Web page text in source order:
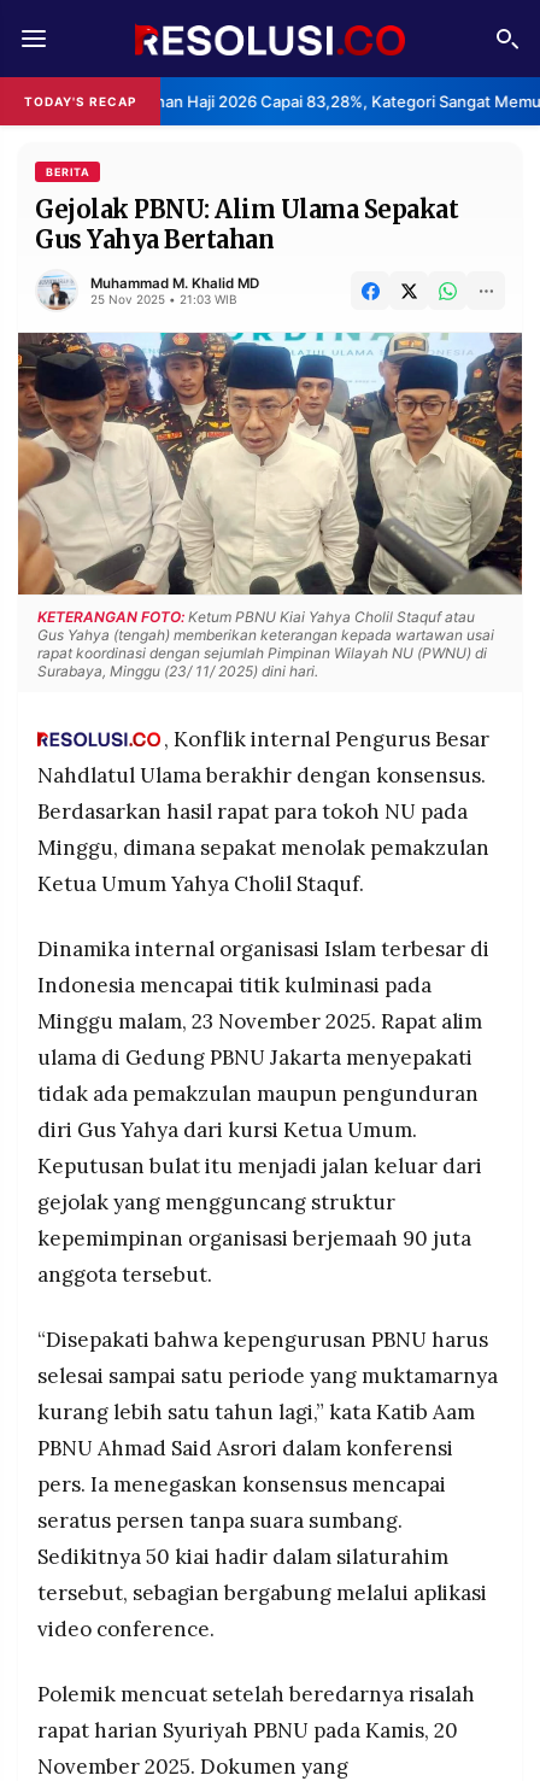
TODAY'S RECAP
Layanan Haji 2026 Capai 83,28%, Kategori Sangat Memuaskan. •
REDAKSI TENTANG
RESOLUSI IKLAN
RUBRIKASI
EDITORIAL AKSARA
DAERAH NASIONAL
MANCA SPORT
INFORMASI
PRIVACY
POLICY
BERITA
WARGA
IKLAN TULISAN
PENGADUAN TERM
IKUTI
KAMI
PT.
MEDIA
©
-
2026
MEDIA
PRAMUDITA
BERITA
Gejolak PBNU: Alim Ulama Sepakat
Gus Yahya Bertahan
Muhammad M. Khalid MD
25 Nov 2025 • 21:03 WIB
KETERANGAN FOTO: Ketum PBNU Kiai Yahya Cholil Staquf atau
Gus Yahya (tengah) memberikan keterangan kepada wartawan usai
rapat koordinasi dengan sejumlah Pimpinan Wilayah NU (PWNU) di
Surabaya, Minggu (23/ 11/ 2025) dini hari.
, Konflik internal Pengurus Besar
Nahdlatul Ulama berakhir dengan konsensus.
Berdasarkan hasil rapat para tokoh NU pada
Minggu, dimana sepakat menolak pemakzulan
Ketua Umum Yahya Cholil Staquf.
Dinamika internal organisasi Islam terbesar di
Indonesia mencapai titik kulminasi pada
Minggu malam, 23 November 2025. Rapat alim
ulama di Gedung PBNU Jakarta menyepakati
tidak ada pemakzulan maupun pengunduran
diri Gus Yahya dari kursi Ketua Umum.
Keputusan bulat itu menjadi jalan keluar dari
gejolak yang mengguncang struktur
kepemimpinan organisasi berjemaah 90 juta
anggota tersebut.
“Disepakati bahwa kepengurusan PBNU harus
selesai sampai satu periode yang muktamarnya
kurang lebih satu tahun lagi,” kata Katib Aam
PBNU Ahmad Said Asrori dalam konferensi
pers. Ia menegaskan konsensus mencapai
seratus persen tanpa suara sumbang.
Sedikitnya 50 kiai hadir dalam silaturahim
tersebut, sebagian bergabung melalui aplikasi
video conference.
Polemik mencuat setelah beredarnya risalah
rapat harian Syuriyah PBNU pada Kamis, 20
November 2025. Dokumen yang